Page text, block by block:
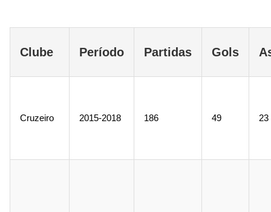
Clube Período Partidas Gols
Cruzeiro 2015-2018 186 49 23